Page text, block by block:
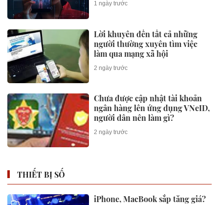
dùng
1 ngày trước
Lời khuyên đến tất cả những
người thường xuyên tìm việc
làm qua mạng xã hội
2 ngày trước
Chưa được cập nhật tài khoản
ngân hàng lên ứng dụng VNeID,
người dân nên làm gì?
2 ngày trước
THIẾT BỊ SỐ
iPhone, MacBook sắp tăng giá?